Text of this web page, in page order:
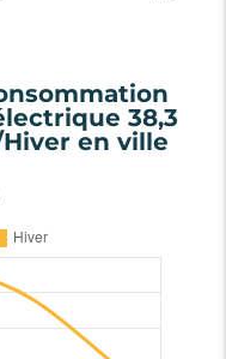
38,3
en ville